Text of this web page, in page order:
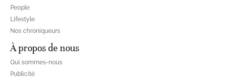
People
Lifestyle
Nos chroniqueurs
À propos de nous
Qui sommes-nous
Publicité